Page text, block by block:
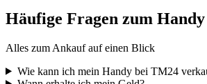
Häufige Fragen zum
Alles zum Ankauf auf einen Blick
Wie kann ich mein Handy bei TM24